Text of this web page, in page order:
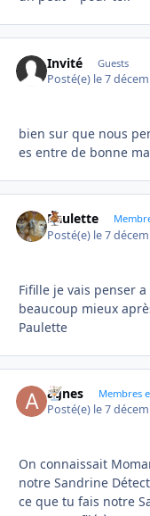
Invité Guests
Posté(e) le 7
bien sur que nous
es entre de bonne
Paulette
Posté(e) le 7
Fifille je vais penser
beaucoup mieux
Paulette
agnes Membres
Posté(e) le 7
On connaissait
notre Sandrine
ce que tu fais notre